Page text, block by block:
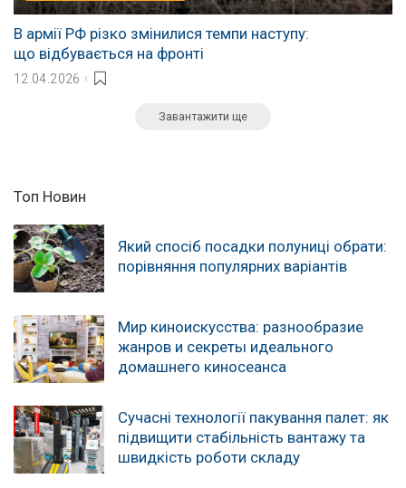
В армії РФ різко змінилися темпи наступу:
що відбувається на фронті
12.04.2026
Завантажити ще
Топ Новин
Який спосіб посадки полуниці обрати:
порівняння популярних варіантів
Мир киноискусства: разнообразие
жанров и секреты идеального
домашнего киносеанса
Сучасні технології пакування палет: як
підвищити стабільність вантажу та
швидкість роботи складу